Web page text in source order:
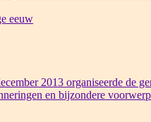
eeuw
2013 organiseerde de
en bijzondere